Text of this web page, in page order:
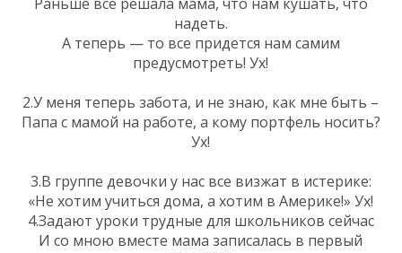
надеть.
А теперь — то все придется нам самим
предусмотреть! Ух!
2.У меня теперь забота, и не знаю, как мне быть –
Папа с мамой на работе, а кому портфель носить?
Ух!
3.В группе девочки у нас все визжат в истерике:
«Не хотим учиться дома, а хотим в Америке!» Ух!
4.Задают уроки трудные для школьников сейчас
И со мною вместе мама записалась в первый